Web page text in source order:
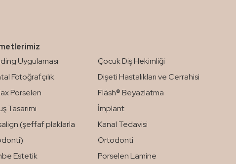
Uygulaması
Çocuk Diş Hekimliği
Fotoğrafçılık
Dişeti Hastalıkları ve Cerrahisi
Porselen
Fläsh® Beyazlatma
Tasarımı
İmplant
(şeffaf plaklarla
Kanal Tedavisi
Ortodonti
Estetik
Porselen Lamine